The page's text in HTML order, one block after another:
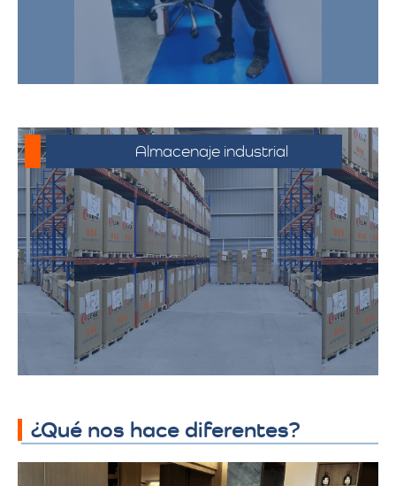
proporcionando un entorno seguro y
eficiente.
Almacenaje industrial
Espacios diseñados para productos y
mercancías industriales, incluyendo
productos químicos y telas. Ofrecemos
soluciones adaptadas a los requisitos
específicos de almacenamiento
industrial, garantizando seguridad y
accesibilidad.
¿Qué nos hace diferentes?